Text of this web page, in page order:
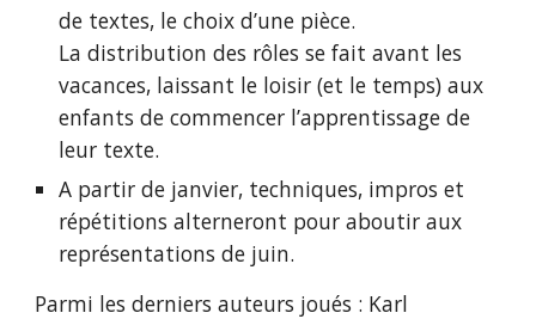
de textes, le choix d’une pièce.
La distribution des rôles se fait avant les
vacances, laissant le loisir (et le temps) aux
enfants de commencer l’apprentissage de
leur texte.
A partir de janvier, techniques, impros et
répétitions alterneront pour aboutir aux
représentations de juin.
Parmi les derniers auteurs joués : Karl